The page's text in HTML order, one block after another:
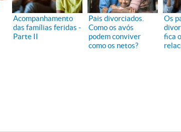
Acompanhamento
das famílias feridas -
Parte II
Pais divorciados.
Como os avós
podem conviver
como os netos?
Os
fica o